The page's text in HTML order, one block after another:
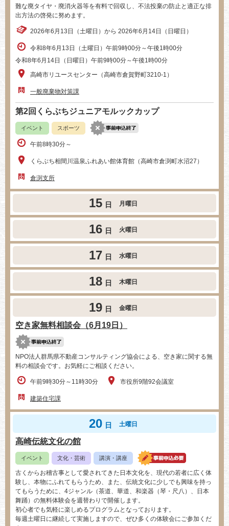
難な廃タイヤ・廃消火器等を有料で回収し、不法投棄の防止と適正な排
出方法の啓発に努めます。
2026年6月13日（土曜日）から 2026年6月14日（日曜日）
令和8年6月13日（土曜日）午前9時00分～午後1時00分
令和8年6月14日（日曜日）午前9時00分～午後1時00分
高崎市リユースセンター（高崎市倉賀野町3210-1）
一般廃棄物対策課
第2回くらぶちジュニアモルックカップ
イベント スポーツ
午前8時30分～
くらぶち相間川温泉ふれあい館体育館（高崎市倉渕町水沼27）
倉渕支所
15 日 月曜日
16 日 火曜日
17 日 水曜日
18 日 木曜日
19 日 金曜日
空き家無料相談会（6月19日）
NPO法人群馬県不動産コンサルティング協会による、空き家に関する無
料の相談会です。お気軽にご相談ください。
午前9時30分～11時30分 市役所9階92会議室
建築住宅課
20 日 土曜日
高崎伝統文化の館
イベント 文化・芸術 講演・講座
古くからお稽古事として愛されてきた日本文化を、現代の若者に広く体
験し、本物にふれてもらうため、また、伝統文化に少しでも興味を持っ
てもらうために、4ジャンル（茶道、華道、和楽器（琴・尺八）、日本
舞踊）の無料体験会を週替わりで開催します。
初心者でも気軽に楽しめるプログラムとなっております。
毎週土曜日に継続して実施しますので、ぜひ多くの体験会にご参加くだ